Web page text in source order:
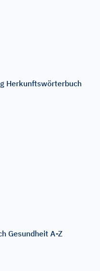
Herkunftswörterbuch
Gesundheit A-Z